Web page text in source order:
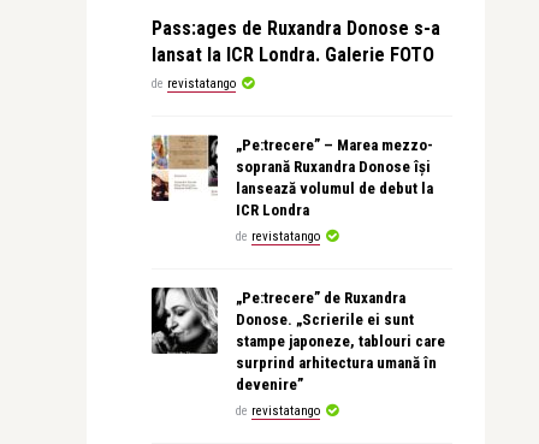
Pass:ages de Ruxandra Donose s-a
lansat la ICR Londra. Galerie FOTO
de revistatango
„Pe:trecere” – Marea mezzo-
soprană Ruxandra Donose își
lansează volumul de debut la
ICR Londra
de revistatango
„Pe:trecere” de Ruxandra
Donose. „Scrierile ei sunt
stampe japoneze, tablouri care
surprind arhitectura umană în
devenire”
de revistatango